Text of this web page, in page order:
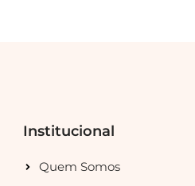
Institucional
Quem Somos